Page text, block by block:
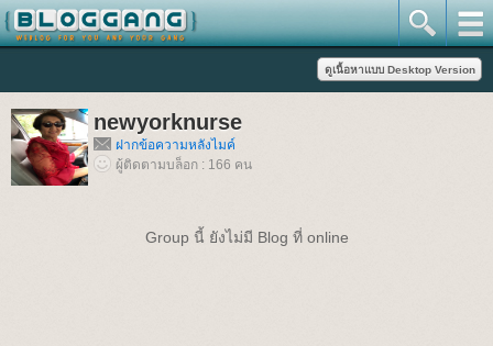
newyorknurse
ฝากข้อความหลังไมค์
ผู้ติดตามบล็อก : 166 คน
Group นี้ ยังไม่มี Blog ที่ online